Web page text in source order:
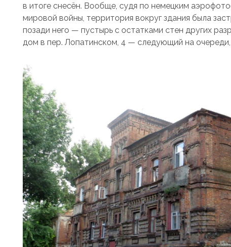
в итоге снесён. Вообще, судя по немецким
мировой войны, территория вокруг здания была
позади него — пустырь с остатками стен других
дом в пер. Лопатинском, 4 — следующий на очереди,